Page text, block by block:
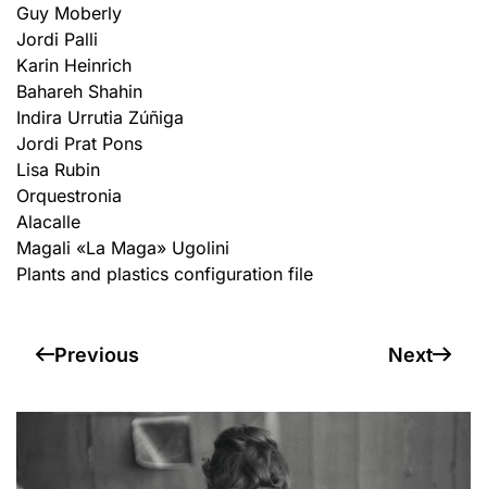
Guy Moberly
Jordi Palli
Karin Heinrich
Bahareh Shahin
Indira Urrutia Zúñiga
Jordi Prat Pons
Lisa Rubin
Orquestronia
Alacalle
Magali «La Maga» Ugolini
Plants and plastics configuration file
Previous Next